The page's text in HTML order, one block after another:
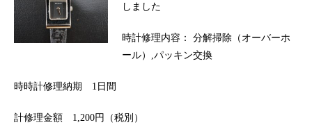
しました
時計修理内容： 分解掃除（オーバーホ
ール）,パッキン交換
時時計修理納期 1日間
計修理金額 1,200円（税別）